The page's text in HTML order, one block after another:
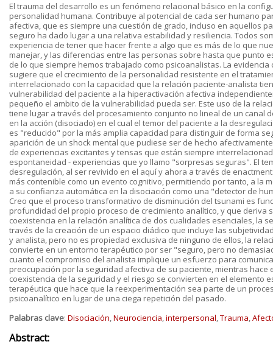
El trauma del desarrollo es un fenómeno relacional básico en la
personalidad humana. Contribuye al potencial de cada ser humano
afectiva, que es siempre una cuestión de grado, incluso en aquellos
seguro ha dado lugar a una relativa estabilidad y resiliencia. Todos
experiencia de tener que hacer frente a algo que es más de lo que
manejar, y las diferencias entre las personas sobre hasta que punto
de lo que siempre hemos trabajado como psicoanalistas. La evidencia
sugiere que el crecimiento de la personalidad resistente en el
interrelacionado con la capacidad que la relación paciente-analista
vulnerabilidad del paciente a la hiperactivación afectiva
pequeño el ambito de la vulnerabilidad pueda ser. Este uso de la
tiene lugar a través del procesamiento conjunto no lineal de un canal
en la acción (disociado) en el cual el temor del paciente a la
es "reducido" por la más amplia capacidad para distinguir de forma
aparición de un shock mental que pudiese ser de hecho
de experiencias excitantes y tensas que están siempre
espontaneidad - experiencias que yo llamo "sorpresas seguras". El
desregulación, al ser revivido en el aquí y ahora a través de
más contenible como un evento cognitivo, permitiendo por tanto, a la
a su confianza automática en la disociación como una "detector de
Creo que el proceso transformativo de disminución del tsunami es
profundidad del propio proceso de crecimiento analítico, y que deriva
coexistencia en la relación analítica de dos cualidades esenciales, la
través de la creación de un espacio diádico que incluye las
y analista, pero no es propiedad exclusiva de ninguno de ellos, la
convierte en un entorno terapéutico por ser "seguro, pero no
cuanto el compromiso del analista implique un esfuerzo para
preocupación por la seguridad afectiva de su paciente, mientras hace
coexistencia de la seguridad y el riesgo se convierten en el elemento
terapéutica que hace que la reexperimentación sea parte de un
psicoanalítico en lugar de una ciega repetición del pasado.
Palabras clave: Disociación,Neurociencia,interpersonal,Trauma,
Abstract: